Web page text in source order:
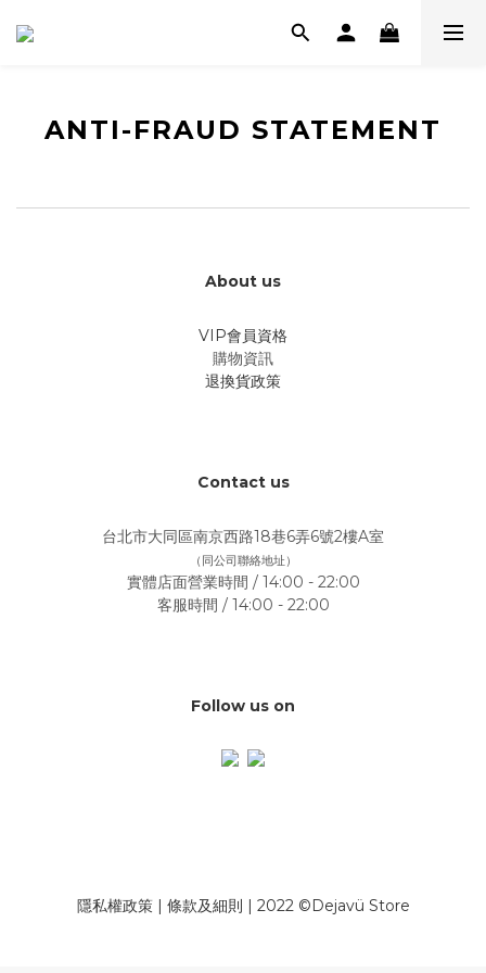
ANTI-FRAUD STATEMENT
About us
VIP會員資格
購物資訊
退換貨政策
Contact us
台北市大同區南京西路18巷6弄6號2樓A室
（同公司聯絡地址）
實體店面營業時間 / 14:00 - 22:00
客服時間 / 14:00 - 22:00
Follow us on
隱私權政策| 條款及細則 | 2022 ©Dejavü Store